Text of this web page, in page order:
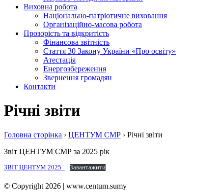
Виховна робота
Національно-патріотичне виховання
Організаційно-масова робота
Прозорість та відкритість
Фінансова звітність
Стаття 30 Закону України «Про освіту»
Атестація
Енергозбереження
Звернення громадян
Контакти
Річні звіти
Головна сторiнка › ЦЕНТУМ СМР › Річні звіти
Звіт ЦЕНТУМ СМР за 2025 рік
ЗВІТ ЦЕНТУМ 2025_ Завантажити
© Copyright 2026 | www.centum.sumy